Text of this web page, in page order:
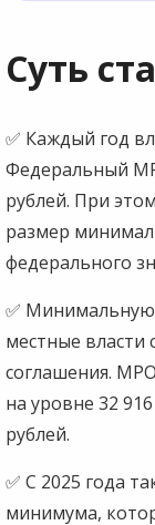
Суть
✅ Каждый год
Федеральный
рублей. При
размер
федерального
✅
местные
соглашения.
на уровне 32
рублей.
✅ С 2025 года
минимума,